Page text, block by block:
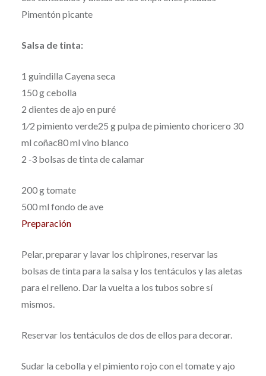
Pimentón picante
Salsa de tinta:
1 guindilla Cayena seca
150 g cebolla
2 dientes de ajo en puré
1⁄2 pimiento verde25 g pulpa de pimiento choricero 30
ml coñac80 ml vino blanco
2 ‐3 bolsas de tinta de calamar
200 g tomate
500 ml fondo de ave
Preparación
Pelar, preparar y lavar los chipirones, reservar las
bolsas de tinta para la salsa y los tentáculos y las aletas
para el relleno. Dar la vuelta a los tubos sobre sí
mismos.
Reservar los tentáculos de dos de ellos para decorar.
Sudar la cebolla y el pimiento rojo con el tomate y ajo